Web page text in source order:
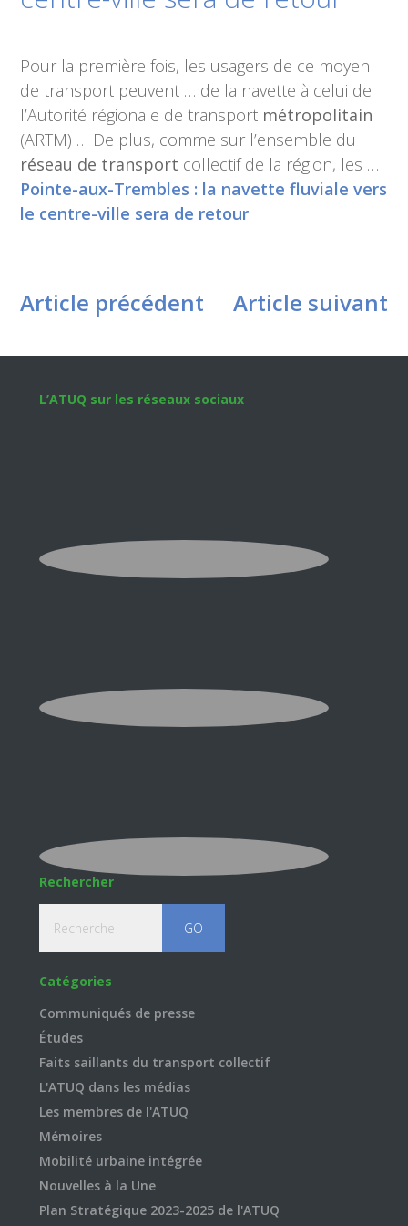
Pour la première fois, les usagers de ce moyen
de transport peuvent … de la navette à celui de
l’Autorité régionale de transport métropolitain
(ARTM) … De plus, comme sur l’ensemble du
réseau de transport collectif de la région, les …
Pointe-aux-Trembles : la navette fluviale vers
le centre-ville sera de retour
Article précédent Article suivant
Footer
L’ATUQ sur les réseaux sociaux
Rechercher
Catégories
Communiqués de presse
Études
Faits saillants du transport collectif
L'ATUQ dans les médias
Les membres de l'ATUQ
Mémoires
Mobilité urbaine intégrée
Nouvelles à la Une
Plan Stratégique 2023-2025 de l'ATUQ